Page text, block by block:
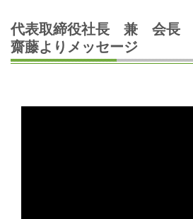
代表取締役社長 兼 会長
齋藤よりメッセージ